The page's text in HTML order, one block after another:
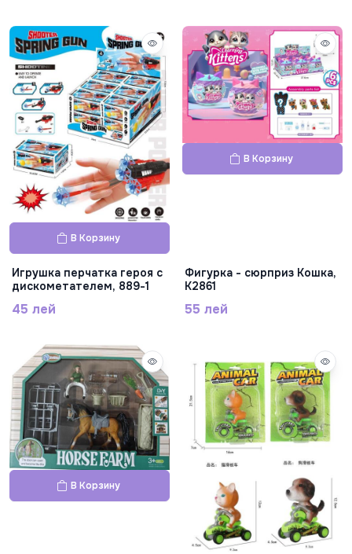
В Корзину
Игрушка перчатка героя с
дискометателем, 889-1
45 лей
В Корзину
Фигурка - сюрприз Кошка,
K2861
55 лей
В Корзину